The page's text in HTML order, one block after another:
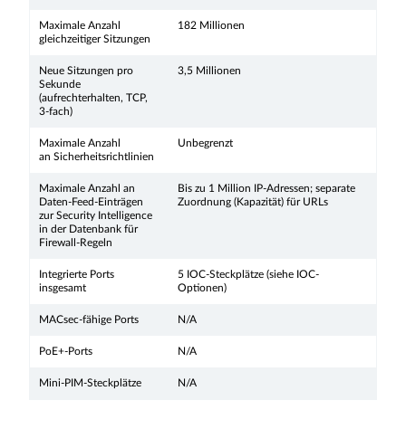
Maximale Anzahl
gleichzeitiger Sitzungen
182 Millionen
Neue Sitzungen pro
Sekunde
(aufrechterhalten, TCP,
3-fach)
3,5 Millionen
Maximale Anzahl
an Sicherheitsrichtlinien
Unbegrenzt
Maximale Anzahl an
Daten-Feed-Einträgen
zur Security Intelligence
in der Datenbank für
Firewall-Regeln
Bis zu 1 Million IP-Adressen; separate
Zuordnung (Kapazität) für URLs
Integrierte Ports
insgesamt
5 IOC-Steckplätze (siehe IOC-
Optionen)
MACsec-fähige Ports N/A
PoE+-Ports N/A
Mini-PIM-Steckplätze N/A